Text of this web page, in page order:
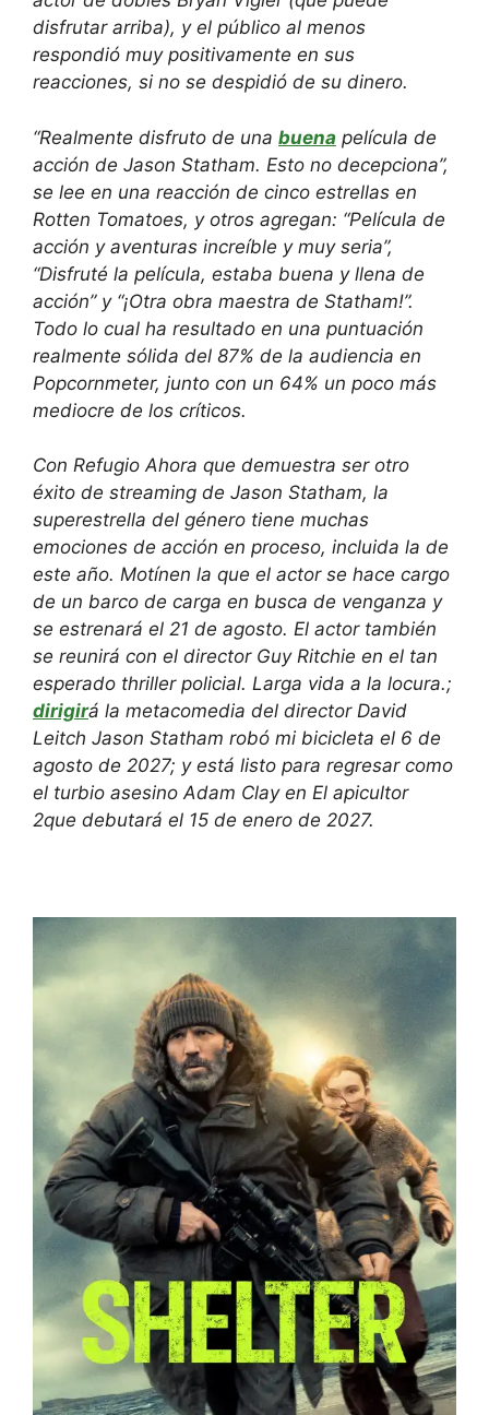
disfrutar arriba), y el público al menos
respondió muy positivamente en sus
reacciones, si no se despidió de su dinero.
“Realmente disfruto de una buena película de
acción de Jason Statham. Esto no decepciona”,
se lee en una reacción de cinco estrellas en
Rotten Tomatoes, y otros agregan: “Película de
acción y aventuras increíble y muy seria”,
“Disfruté la película, estaba buena y llena de
acción” y “¡Otra obra maestra de Statham!”.
Todo lo cual ha resultado en una puntuación
realmente sólida del 87% de la audiencia en
Popcornmeter, junto con un 64% un poco más
mediocre de los críticos.
Con RefugioAhora que demuestra ser otro
éxito de streaming de Jason Statham, la
superestrella del género tiene muchas
emociones de acción en proceso, incluida la de
este año. Motínen la que el actor se hace cargo
de un barco de carga en busca de venganza y
se estrenará el 21 de agosto. El actor también
se reunirá con el director Guy Ritchie en el tan
esperado thriller policial. Larga vida a la locura.;
dirigirá la metacomedia del director David
Leitch Jason Statham robó mi bicicleta el 6 de
agosto de 2027; y está listo para regresar como
el turbio asesino Adam Clay en El apicultor
2que debutará el 15 de enero de 2027.